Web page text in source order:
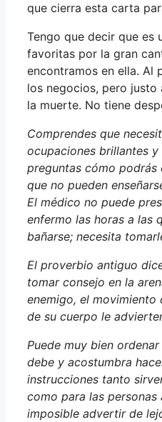
que cierra esta carta
Tengo que decir que es
favoritas por la gran
encontramos en ella. Al
los negocios, pero
la muerte. No tiene
Comprendes que
ocupaciones brillantes
preguntas cómo podrás
que no pueden
El médico no puede
enfermo las horas a las
bañarse; necesita
El proverbio antiguo
tomar consejo en la
enemigo, el movimiento
de su cuerpo le
Puede muy bien
debe y acostumbra
instrucciones tanto
como para las personas
imposible advertir de